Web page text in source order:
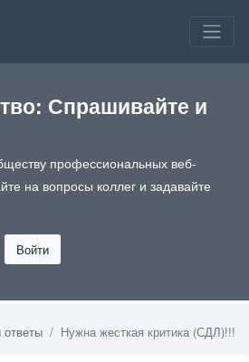
Спрашивайте и
профессиональных веб-
на вопросы коллег и задавайте
Войти
Нужна жесткая критика (СДЛ)!!!